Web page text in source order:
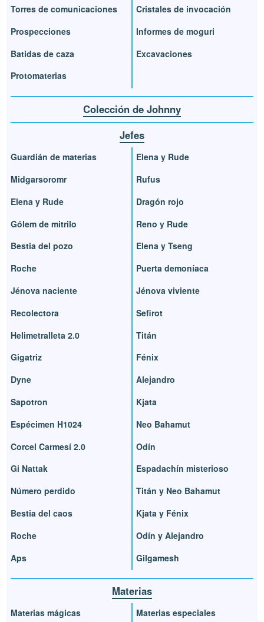
Torres de comunicaciones
Prospecciones
Batidas de caza
Protomaterias
Cristales de invocación
Informes de moguri
Excavaciones
Colección de Johnny
Jefes
Guardián de materias
Midgarsoromr
Elena y Rude
Gólem de mitrilo
Bestia del pozo
Roche
Jénova naciente
Recolectora
Helimetralleta 2.0
Gigatriz
Dyne
Sapotron
Espécimen H1024
Corcel Carmesí 2.0
Gi Nattak
Número perdido
Bestia del caos
Roche
Aps
Elena y Rude
Rufus
Dragón rojo
Reno y Rude
Elena y Tseng
Puerta demoníaca
Jénova viviente
Sefirot
Titán
Fénix
Alejandro
Kjata
Neo Bahamut
Odín
Espadachín misterioso
Titán y Neo Bahamut
Kjata y Fénix
Odín y Alejandro
Gilgamesh
Materias
Materias mágicas
Materias especiales